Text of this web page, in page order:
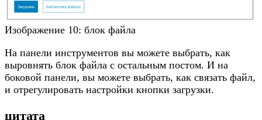
Изображение 10: блок файла
На панели инструментов вы можете выбрать, как
выровнять блок файла с остальным постом. И на
боковой панели, вы можете выбрать, как связать файл,
и отрегулировать настройки кнопки загрузки.
цитата